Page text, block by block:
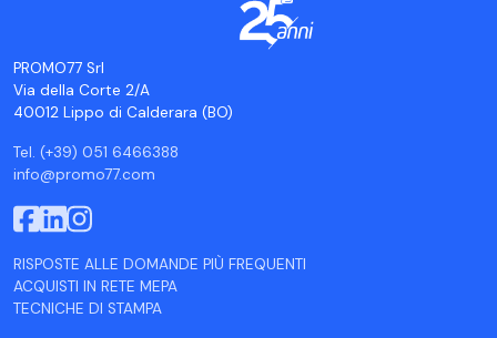
PROMO77 Srl
Via della Corte 2/A
40012 Lippo di Calderara (BO)
Tel. (+39) 051 6466388
info@promo77.com
RISPOSTE ALLE DOMANDE PIÙ FREQUENTI
ACQUISTI IN RETE MEPA
TECNICHE DI STAMPA